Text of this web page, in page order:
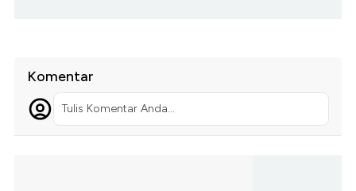
Komentar
Tulis Komentar Anda...